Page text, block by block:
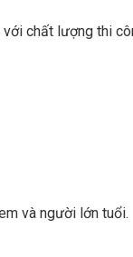
với chất lượng thi
và người lớn tuổi.